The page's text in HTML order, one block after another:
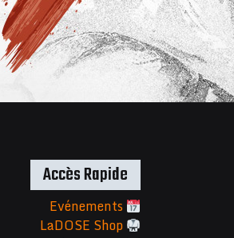
Accès Rapide
Evénements
LaDOSE Shop